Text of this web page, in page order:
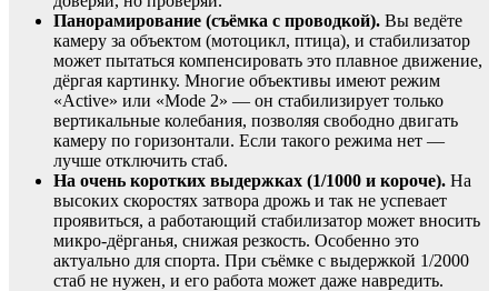
Панорамирование (съёмка с проводкой). Вы ведёте
камеру за объектом (мотоцикл, птица), и стабилизатор
может пытаться компенсировать это плавное движение,
дёргая картинку. Многие объективы имеют режим
«Active» или «Mode 2» — он стабилизирует только
вертикальные колебания, позволяя свободно двигать
камеру по горизонтали. Если такого режима нет —
лучше отключить стаб.
На очень коротких выдержках (1/1000 и короче). На
высоких скоростях затвора дрожь и так не успевает
проявиться, а работающий стабилизатор может вносить
микро-дёрганья, снижая резкость. Особенно это
актуально для спорта. При съёмке с выдержкой 1/2000
стаб не нужен, и его работа может даже навредить.